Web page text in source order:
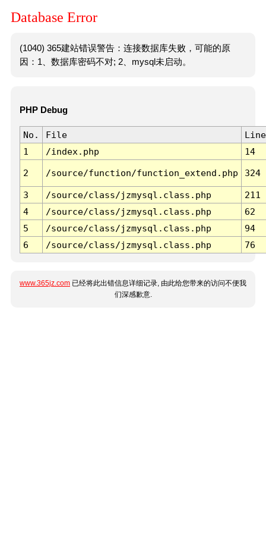
Database Error
(1040) 365建站错误警告：连接数据库失败，可能的原
因：1、数据库密码不对; 2、mysql未启动。
PHP Debug
No. File
Line
1
/index.php 14
2 /source/function/function_extend.php 324
3 /source/class/jzmysql.class.php
211
4
/source/class/jzmysql.class.php
62
5
/source/class/jzmysql.class.php
94
6
/source/class/jzmysql.class.php 76
www.365jz.com 已经将此出错信息详细记录, 由此给您带来的访问不便我
们深感歉意.